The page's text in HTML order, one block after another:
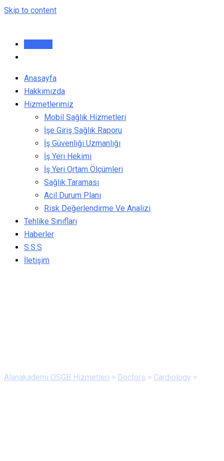
Skip to content
Anasayfa
Hakkımızda
Hizmetlerimiz
Mobil Sağlık Hizmetleri
İşe Giriş Sağlık Raporu
İş Güvenliği Uzmanlığı
İş Yeri Hekimi
İş Yeri Ortam Ölçümleri
Sağlık Taraması
Acil Durum Planı
Risk Değerlendirme Ve Analizi
Tehlike Sınıfları
Haberler
S.S.S
İletişim
Alanakademi OSGB Hizmetleri > Doctors > Cardiology >